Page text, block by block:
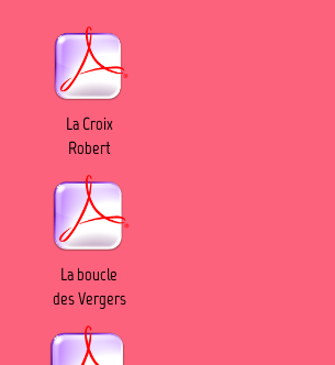
La Croix
Robert
La boucle
des Vergers